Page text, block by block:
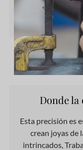
Donde
Esta precisión es
crean joyas de
intrincados,